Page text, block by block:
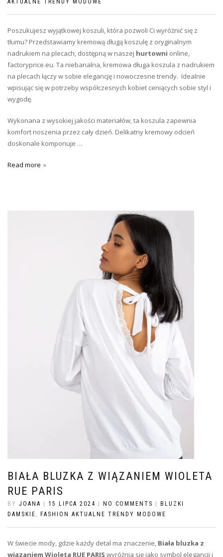
AKTUALNE TRENDY MODOWE
Poszukujesz wyjątkowej koszuli, która pozwoli Ci wyróżnić się z
tłumu? Przedstawiamy kremową długą koszulę z oryginalnym
nadrukiem na plecach, dostępną w naszej hurtowni online,
factoryprice.eu. Ta niebanalna, kremowa długa koszula z nadrukiem
na plecach łączy w sobie elegancję i nowoczesne trendy. Idealnie
wpisując się w potrzeby współczesnych kobiet ceniących sobie styl i
wygodę.
Wykonana z wysokiej jakości materiałów, ta koszula zapewnia
komfort noszenia przez cały dzień. Delikatny kremowy odcień
doskonale komponuje …
Read more
BIAŁA BLUZKA Z WIĄZANIEM WIOLETA
RUE PARIS
BY JOANA 15 LIPCA 2024 NO COMMENTS
BLUZKI
DAMSKIE , FASHION AKTUALNE TRENDY MODOWE
W świecie mody, gdzie każdy detal ma znaczenie, Biała bluzka z
wiązaniem Wioleta RUE PARIS wyróżnia się jako symbol elegancji i